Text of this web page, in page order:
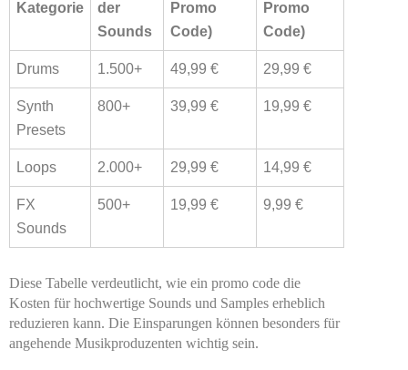
Kategorie
der
Sounds
Promo
Code)
Promo
Code)
Drums 1.500+ 49,99 € 29,99 €
Synth
Presets
800+ 39,99 € 19,99 €
Loops 2.000+ 29,99 € 14,99 €
FX
Sounds
500+ 19,99 € 9,99 €
Diese Tabelle verdeutlicht, wie ein promo code die
Kosten für hochwertige Sounds und Samples erheblich
reduzieren kann. Die Einsparungen können besonders für
angehende Musikproduzenten wichtig sein.